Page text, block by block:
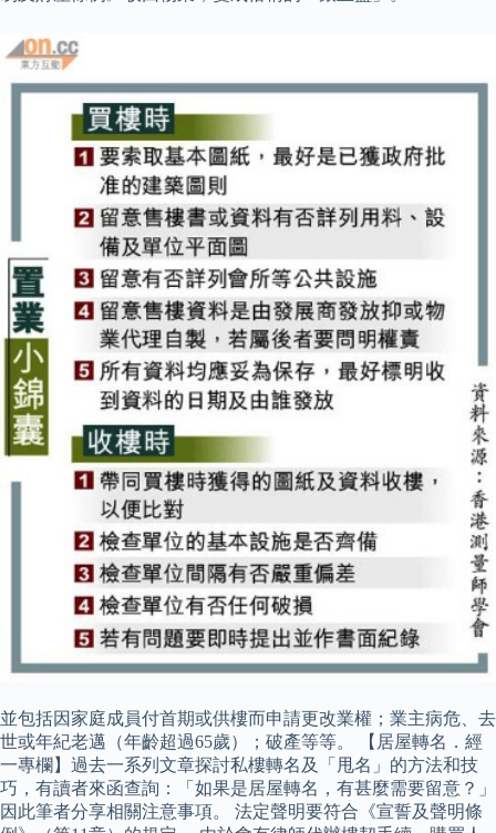
並包括因家庭成員付首期或供樓而申請更改業權；業主病危、去
世或年紀老邁（年齡超過65歲）；破產等等。 【居屋轉名．經
一專欄】過去一系列文章探討私樓轉名及「甩名」的方法和技
巧，有讀者來函查詢：「如果是居屋轉名，有甚麼需要留意？」
因此筆者分享相關注意事項。 法定聲明要符合《宣誓及聲明條